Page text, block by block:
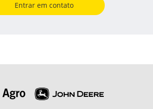
Entrar em contato